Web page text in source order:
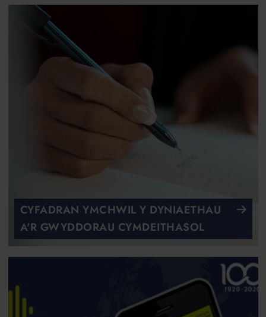
CYFADRAN YMCHWIL Y DYNIAETHAU
A'R GWYDDORAU CYMDEITHASOL